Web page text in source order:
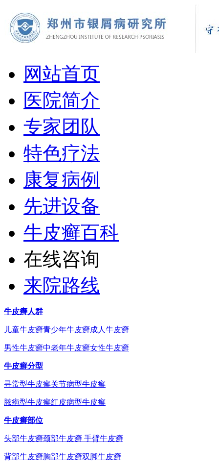
网站首页
医院简介
专家团队
特色疗法
康复病例
先进设备
牛皮癣百科
在线咨询
来院路线
牛皮癣人群
儿童牛皮癣青少年牛皮癣成人牛皮癣
男性牛皮癣中老年牛皮癣女性牛皮癣
牛皮癣分型
寻常型牛皮癣关节病型牛皮癣
脓疱型牛皮癣红皮病型牛皮癣
牛皮癣部位
头部牛皮癣颈部牛皮癣 手臂牛皮癣
背部牛皮癣胸部牛皮癣双脚牛皮癣